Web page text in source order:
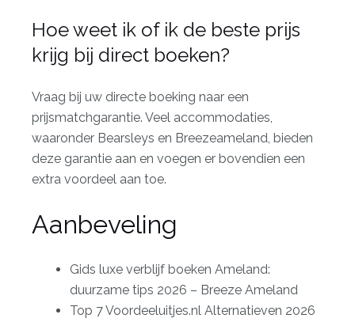
Hoe weet ik of ik de beste prijs
krijg bij direct boeken?
Vraag bij uw directe boeking naar een
prijsmatchgarantie. Veel accommodaties,
waaronder Bearsleys en Breezeameland, bieden
deze garantie aan en voegen er bovendien een
extra voordeel aan toe.
Aanbeveling
Gids luxe verblijf boeken Ameland:
duurzame tips 2026 – Breeze Ameland
Top 7 Voordeeluitjes.nl Alternatieven 2026